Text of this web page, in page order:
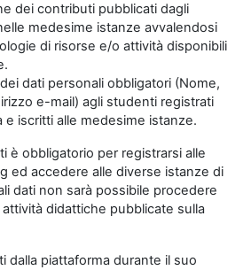
dei contributi pubblicati dagli
medesime istanze avvalendosi
di risorse e/o attività disponibili
dati personali obbligatori (Nome,
e-mail) agli studenti registrati
e iscritti alle medesime istanze.
è obbligatorio per registrarsi alle
ed accedere alle diverse istanze di
dati non sarà possibile procedere
didattiche pubblicate sulla
dalla piattaforma durante il suo